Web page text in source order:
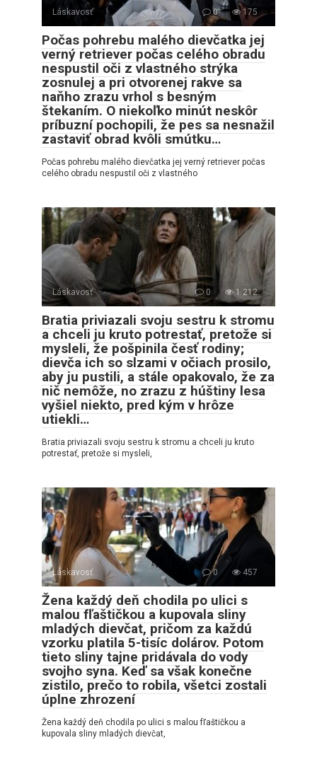
Láskavosť 0 175
Počas pohrebu malého dievčatka jej
verný retriever počas celého obradu
nespustil oči z vlastného strýka
zosnulej a pri otvorenej rakve sa
naňho zrazu vrhol s besným
štekaním. O niekoľko minút neskôr
príbuzní pochopili, že pes sa nesnažil
zastaviť obrad kvôli smútku…
Počas pohrebu malého dievčatka jej verný retriever počas
celého obradu nespustil oči z vlastného
Láskavosť 0 1 212
Bratia priviazali svoju sestru k stromu
a chceli ju kruto potrestať, pretože si
mysleli, že pošpinila česť rodiny;
dievča ich so slzami v očiach prosilo,
aby ju pustili, a stále opakovalo, že za
nič nemôže, no zrazu z húštiny lesa
vyšiel niekto, pred kým v hrôze
utiekli…
Bratia priviazali svoju sestru k stromu a chceli ju kruto
potrestať, pretože si mysleli,
Láskavosť 0 457
Žena každý deň chodila po ulici s
malou fľaštičkou a kupovala sliny
mladých dievčat, pričom za každú
vzorku platila 5-tisíc dolárov. Potom
tieto sliny tajne pridávala do vody
svojho syna. Keď sa však konečne
zistilo, prečo to robila, všetci zostali
úplne zhrození
Žena každý deň chodila po ulici s malou fľaštičkou a
kupovala sliny mladých dievčat,